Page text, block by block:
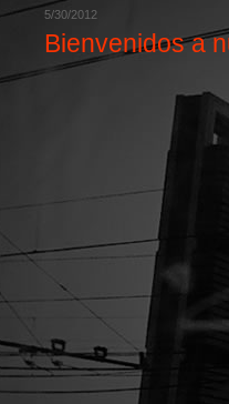
5/30/2012
Bienvenidos a